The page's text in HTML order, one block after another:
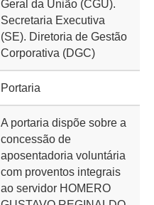
Geral da União (CGU).
Secretaria Executiva
(SE). Diretoria de Gestão
Corporativa (DGC)
Portaria
A portaria dispõe sobre a
concessão de
aposentadoria voluntária
com proventos integrais
ao servidor HOMERO